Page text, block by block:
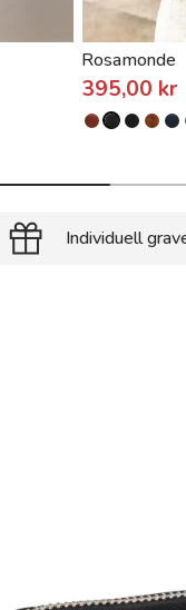
Rosamonde
395,00 kr
Individuell